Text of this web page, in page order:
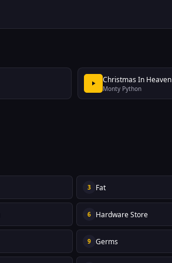
Christmas In Heaven
Monty Python
3 Fat
6 Hardware Store
9 Germs